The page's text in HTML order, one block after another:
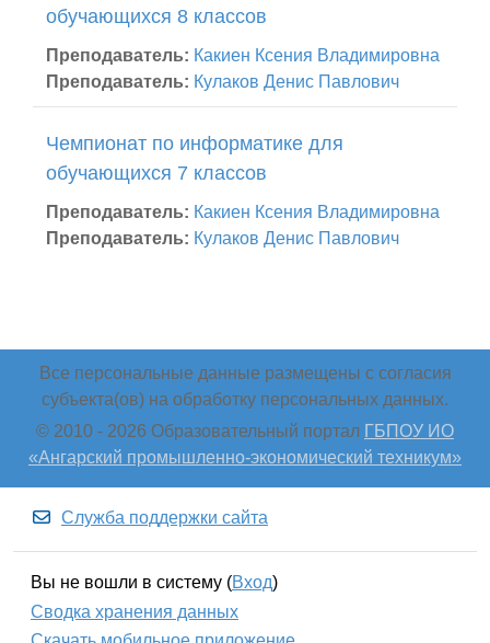
обучающихся 8 классов
Преподаватель: Какиен Ксения Владимировна
Преподаватель: Кулаков Денис Павлович
Чемпионат по информатике для
обучающихся 7 классов
Преподаватель: Какиен Ксения Владимировна
Преподаватель: Кулаков Денис Павлович
Все персональные данные размещены с согласия
субъекта(ов) на обработку персональных данных.
© 2010 - 2026 Образовательный портал ГБПОУ ИО
«Ангарский промышленно-экономический техникум»
Служба поддержки сайта
Вы не вошли в систему (Вход)
Сводка хранения данных